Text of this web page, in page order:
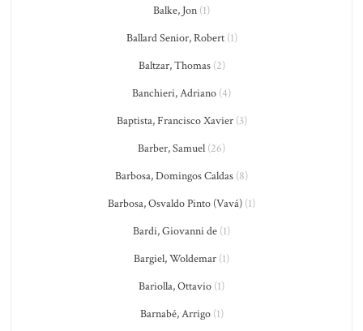
Balke, Jon (1)
Ballard Senior, Robert(1)
Baltzar, Thomas(2)
Banchieri, Adriano (4)
Baptista, Francisco Xavier(3)
Barber, Samuel (26)
Barbosa, Domingos Caldas (8)
Barbosa, Osvaldo Pinto (Vavá) (1)
Bardi, Giovanni de (1)
Bargiel, Woldemar (1)
Bariolla, Ottavio (1)
Barnabé, Arrigo(1)